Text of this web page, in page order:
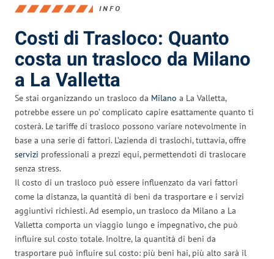
INFO
Costi di Trasloco: Quanto
costa un trasloco da Milano
a La Valletta
Se stai organizzando un trasloco da Milano a La Valletta,
potrebbe essere un po’ complicato capire esattamente quanto ti
costerà. Le tariffe di trasloco possono variare notevolmente in
base a una serie di fattori. L’azienda di traslochi, tuttavia, offre
servizi professionali a prezzi equi, permettendoti di traslocare
senza stress.
Il costo di un trasloco può essere influenzato da vari fattori
come la distanza, la quantità di beni da trasportare e i servizi
aggiuntivi richiesti. Ad esempio, un trasloco da Milano a La
Valletta comporta un viaggio lungo e impegnativo, che può
influire sul costo totale. Inoltre, la quantità di beni da
trasportare può influire sul costo: più beni hai, più alto sarà il